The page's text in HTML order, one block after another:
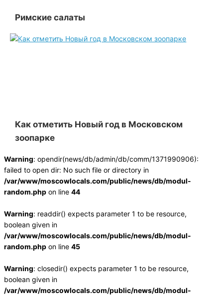
Римские салаты
Как отметить Новый год в Московском
зоопарке
Warning: opendir(news/db/admin/db/comm/1371990906):
failed to open dir: No such file or directory in
/var/www/moscowlocals.com/public/news/db/modul-
random.phpon line 44
Warning: readdir() expects parameter 1 to be resource,
boolean given in
/var/www/moscowlocals.com/public/news/db/modul-
random.phpon line 45
Warning: closedir() expects parameter 1 to be resource,
boolean given in
/var/www/moscowlocals.com/public/news/db/modul-